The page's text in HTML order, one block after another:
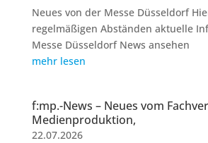
Neues von der Messe Düsseldorf
regelmäßigen Abständen aktuelle
Messe Düsseldorf News ansehen
mehr lesen
f:mp.-News – Neues vom
Medienproduktion,
22.07.2026